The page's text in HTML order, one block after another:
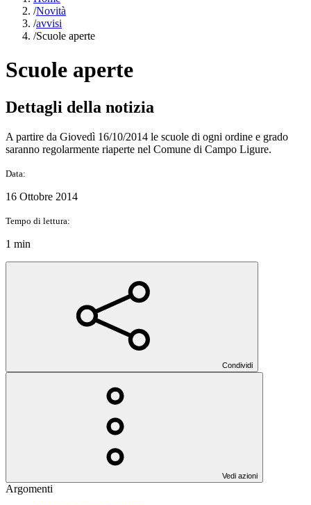
/Novità
/avvisi
/Scuole aperte
Scuole aperte
Dettagli della notizia
A partire da Giovedì 16/10/2014 le scuole di ogni ordine e grado
saranno regolarmente riaperte nel Comune di Campo Ligure.
Data:
16 Ottobre 2014
Tempo di lettura:
1 min
Condividi
Vedi azioni
Argomenti